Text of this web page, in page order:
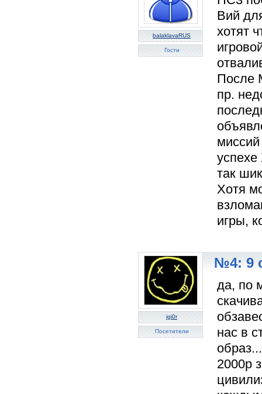
balaklavaRUS
Гости
Вий
хотят
После
пр.
так
Хотя
игры,
igi0r
Посетители
№4: 9
да, по
нас в
2000р